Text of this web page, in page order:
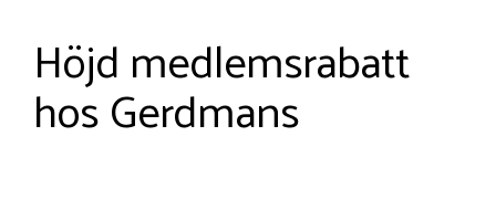
Höjd medlemsrabatt
hos Gerdmans